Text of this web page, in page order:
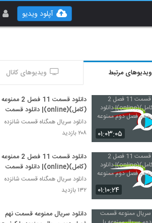
آپلود ویدیو
ویدیوهای مرتبط ویدیوهای کانال
۰۱:۰۳:۰۵
دانلود قسمت 11 فصل 2 ممنوعه
(کامل)(online)| دانلود قسمت
یازدهم فصل دوم ممنوعه (قانونی).
دانلود سریال همگناه قسمت شانزده
۲۰۸ بازدید
۰۱:۱۰:۲۴
دانلود قسمت 11 فصل 2 ممنوعه
(کامل)(online)| دانلود قسمت
یازدهم فصل دوم ممنوعه (قانونی) .
دانلود سریال همگناه قسمت شانزده
۱۳۲ بازدید
دانلود سریال ممنوعه قسمت نهم